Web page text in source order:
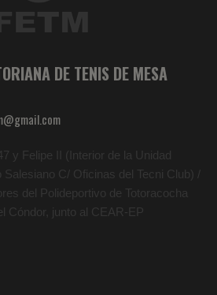
DE TENIS DE MESA
y Felipe II (Interior de la Unidad
Salesiano C/ Oficinas del Tecni Club) /
del Polideportivo de Totoracocha
Cóndor, junto al CEAR-EP